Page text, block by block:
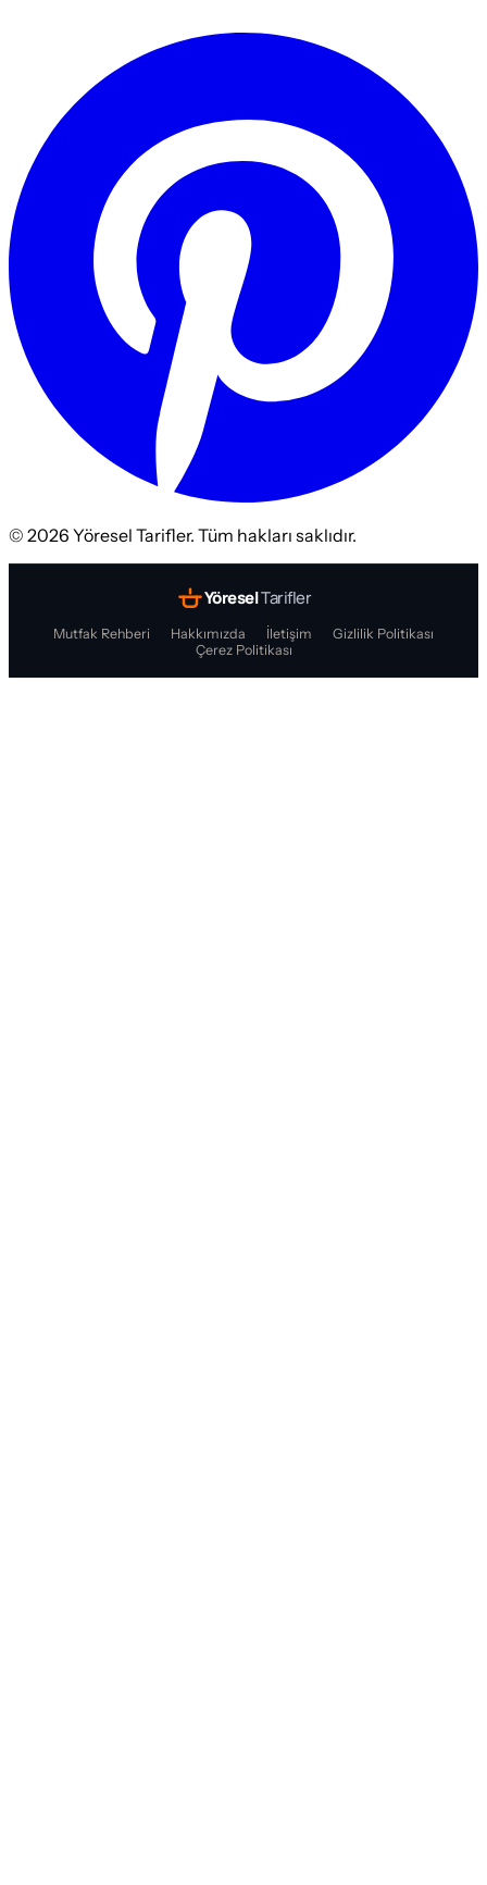
© 2026 Yöresel Tarifler. Tüm hakları saklıdır.
YöreselTarifler
Mutfak Rehberi Hakkımızda İletişim
Gizlilik Politikası
Çerez Politikası